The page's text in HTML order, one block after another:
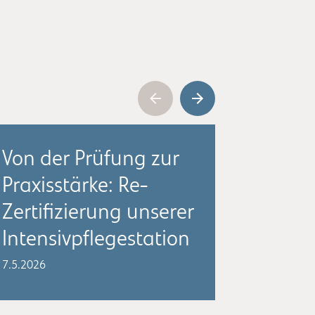
Von der Prüfung zur
Praxisstärke: Re-
Zertifizierung unserer
Intensivpflegestation
7.5.2026